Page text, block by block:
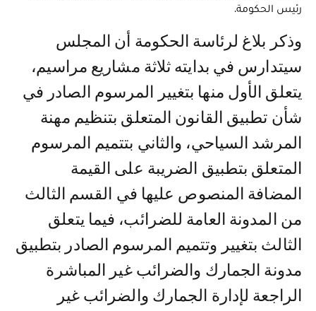
رئيس الحكومة.
وذكر بلاغ لرئاسة الحكومة أن المجلس
سيتدارس في بدايته ثلاثة مشاريع مراسيم،
يتعلق الأول منها بتغيير المرسوم الصادر في
شأن تطبيق القانون المتعلق بتنظيم مهنة
المرشد السياحي، والثاني بتتميم المرسوم
المتعلق بتطبيق الضريبة على القيمة
المضافة المنصوص عليها في القسم الثالث
من المدونة العامة للضرائب، فيما يتعلق
الثالث بتغيير وتتميم المرسوم الصادر بتطبيق
مدونة الجمارك والضرائب غير المباشرة
الراجعة لإدارة الجمارك والضرائب غير